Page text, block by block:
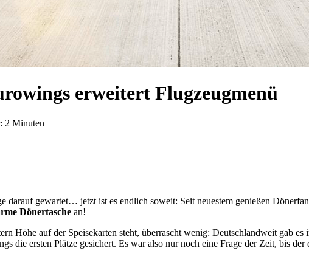
erweitert Flugzeugmenü
2 Minuten
darauf gewartet… jetzt ist es endlich soweit: Seit neuestem genießen
Dönertasche an!
Höhe auf der Speisekarten steht, überrascht wenig: Deutschlandweit gab es
die ersten Plätze gesichert. Es war also nur noch eine Frage der Zeit, bis